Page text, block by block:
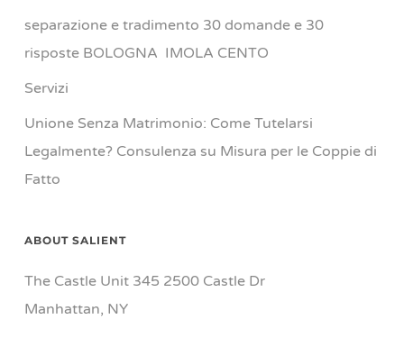
separazione e tradimento 30 domande e 30
risposte BOLOGNA IMOLA CENTO
Servizi
Unione Senza Matrimonio: Come Tutelarsi
Legalmente? Consulenza su Misura per le Coppie di
Fatto
ABOUT SALIENT
The Castle Unit 345 2500 Castle Dr
Manhattan, NY